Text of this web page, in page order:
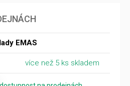
EMAS
více než 5 ks skladem